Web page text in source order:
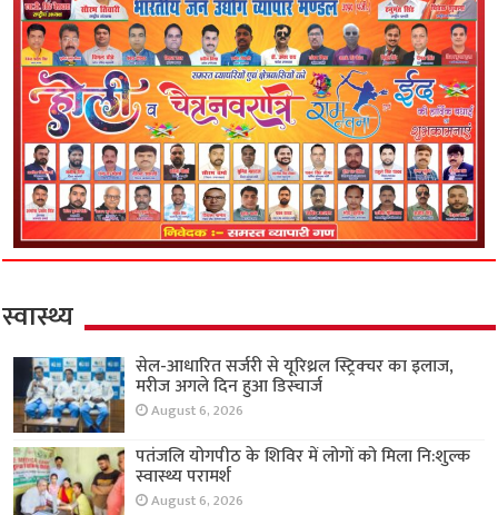
स्वास्थ्य
सेल-आधारित सर्जरी से यूरिथ्रल स्ट्रिक्चर का इलाज,
मरीज अगले दिन हुआ डिस्चार्ज
August 6, 2026
पतंजलि योगपीठ के शिविर में लोगों को मिला नि:शुल्क
स्वास्थ्य परामर्श
August 6, 2026